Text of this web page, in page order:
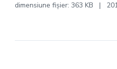
dimensiune fişier: 363 KB |